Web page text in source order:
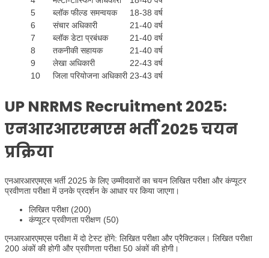
5
ब्लॉक फील्ड समन्वयक
18-38 वर्ष
6
संचार अधिकारी
21-40 वर्ष
7
ब्लॉक डेटा प्रबंधक
21-40 वर्ष
8
तकनीकी सहायक
21-40 वर्ष
9
लेखा अधिकारी
22-43 वर्ष
10
जिला परियोजना अधिकारी 23-43 वर्ष
UP NRRMS Recruitment 2025:
एनआरआरएमएस भर्ती 2025 चयन
प्रक्रिया
एनआरआरएमएस भर्ती 2025 के लिए उम्मीदवारों का चयन लिखित परीक्षा और कंप्यूटर
प्रवीणता परीक्षा में उनके प्रदर्शन के आधार पर किया जाएगा।
लिखित परीक्षा (200)
कंप्यूटर प्रवीणता परीक्षण (50)
एनआरआरएमएस परीक्षा में दो टेस्ट होंगे: लिखित परीक्षा और प्रैक्टिकल। लिखित परीक्षा
200 अंकों की होगी और प्रवीणता परीक्षा 50 अंकों की होगी।